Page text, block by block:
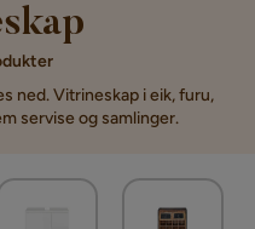
ned. Vitrineskap i eik, furu,
servise og samlinger.